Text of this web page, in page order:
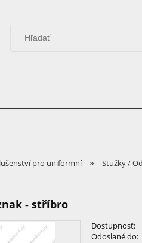
pro uniformní » Stužky /
- stříbro
Dostupnosť:
Odoslané do: